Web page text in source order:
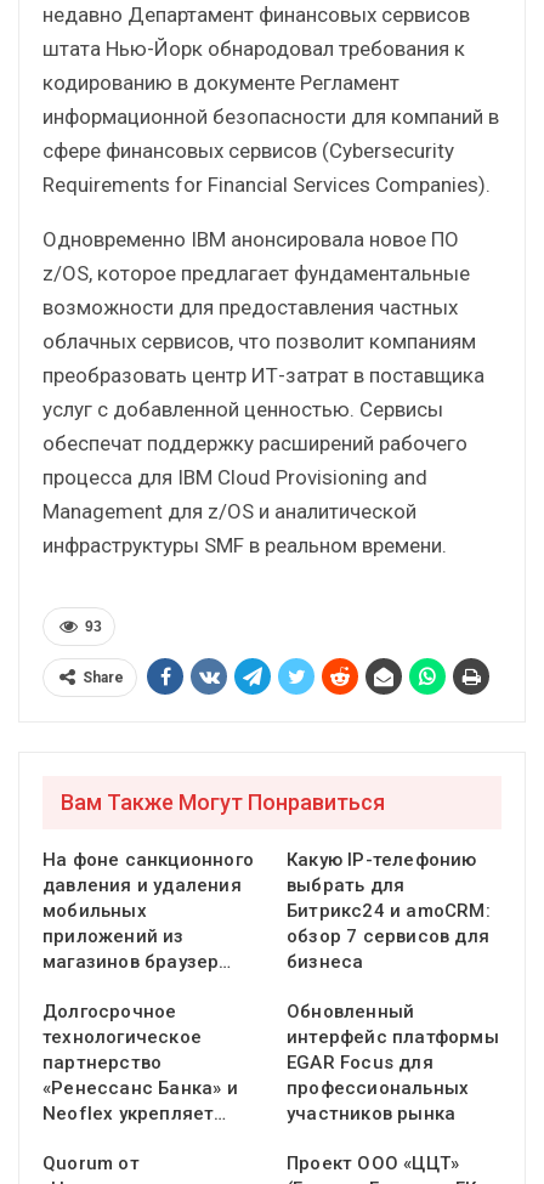
недавно Департамент финансовых сервисов
штата Нью-Йорк обнародовал требования к
кодированию в документе Регламент
информационной безопасности для компаний в
сфере финансовых сервисов (Cybersecurity
Requirements for Financial Services Companies).
Одновременно IBM анонсировала новое ПО
z/OS, которое предлагает фундаментальные
возможности для предоставления частных
облачных сервисов, что позволит компаниям
преобразовать центр ИТ-затрат в поставщика
услуг с добавленной ценностью. Сервисы
обеспечат поддержку расширений рабочего
процесса для IBM Cloud Provisioning and
Management для z/OS и аналитической
инфраструктуры SMF в реальном времени.
93
Share
Вам Также Могут Понравиться
На фоне санкционного
давления и удаления
мобильных
приложений из
магазинов браузер…
Какую IP-телефонию
выбрать для
Битрикс24 и amoCRM:
обзор 7 сервисов для
бизнеса
Долгосрочное
технологическое
партнерство
«Ренессанс Банка» и
Neoflex укрепляет…
Обновленный
интерфейс платформы
EGAR Focus для
профессиональных
участников рынка
Quorum от
Проект ООО «ЦЦТ»